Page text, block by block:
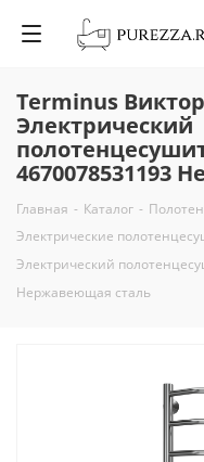
Terminus
Электрический
4670078531193
Главная - Каталог -
Электрические
Электрический
Нержавеющая сталь